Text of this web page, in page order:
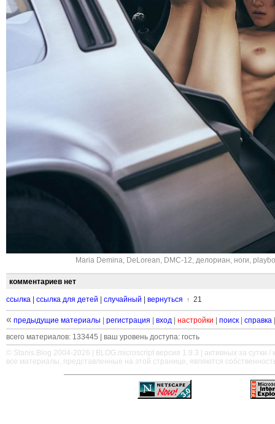
Maria Demina, DeLorean, DMC-12, делориан, ноги,
комментариев нет
ссылка ссылка для детей случайный вернуться ↑ 21
« предыдущие материалы регистрация вход настройки поиск справка
всего материалов: 133445 | ваш уровень доступа: гость
© Stanis.Blog 2004-2026 |
BLOG.microscript версия 1.9.3 | активных за сутки /
все материалы, представленные на этой странице, являются
—————————————————————